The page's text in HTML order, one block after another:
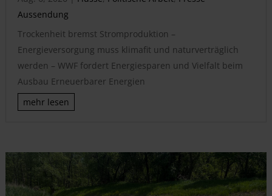
Aussendung
Trockenheit bremst Stromproduktion –
Energieversorgung muss klimafit und naturverträglich
werden – WWF fordert Energiesparen und Vielfalt beim
Ausbau Erneuerbarer Energien
mehr lesen